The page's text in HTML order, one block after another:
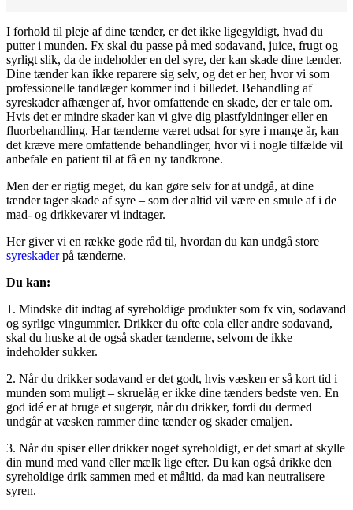
I forhold til pleje af dine tænder, er det ikke ligegyldigt, hvad du
putter i munden. Fx skal du passe på med sodavand, juice, frugt og
syrligt slik, da de indeholder en del syre, der kan skade dine tænder.
Dine tænder kan ikke reparere sig selv, og det er her, hvor vi som
professionelle tandlæger kommer ind i billedet. Behandling af
syreskader afhænger af, hvor omfattende en skade, der er tale om.
Hvis det er mindre skader kan vi give dig plastfyldninger eller en
fluorbehandling. Har tænderne været udsat for syre i mange år, kan
det kræve mere omfattende behandlinger, hvor vi i nogle tilfælde vil
anbefale en patient til at få en ny tandkrone.
Men der er rigtig meget, du kan gøre selv for at undgå, at dine
tænder tager skade af syre – som der altid vil være en smule af i de
mad- og drikkevarer vi indtager.
Her giver vi en række gode råd til, hvordan du kan undgå store
syreskaderpå tænderne.
Du kan:
1. Mindske dit indtag af syreholdige produkter som fx vin, sodavand
og syrlige vingummier. Drikker du ofte cola eller andre sodavand,
skal du huske at de også skader tænderne, selvom de ikke
indeholder sukker.
2. Når du drikker sodavand er det godt, hvis væsken er så kort tid i
munden som muligt – skruelåg er ikke dine tænders bedste ven. En
god idé er at bruge et sugerør, når du drikker, fordi du dermed
undgår at væsken rammer dine tænder og skader emaljen.
3. Når du spiser eller drikker noget syreholdigt, er det smart at skylle
din mund med vand eller mælk lige efter. Du kan også drikke den
syreholdige drik sammen med et måltid, da mad kan neutralisere
syren.